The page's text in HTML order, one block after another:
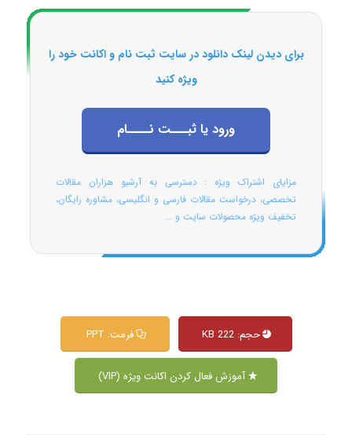
برای دیدن لینک دانلود در سایت ثبت نام و اکانت خود را
ویژه کنید
ورود یا ثبـــت نــــام
مزایای اشتراک ویژه : دسترسی به آرشیو هزاران مقالات
تخصصی، درخواست مقالات فارسی و انگلیسی، مشاوره رایگان،
تخفیف ویژه محصولات سایت و ...
حجم: 222 KB فرمت: PPT
آموزش فعال کردن اکانت ویژه (VIP)